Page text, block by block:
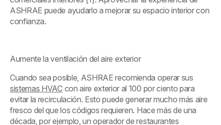
ASHRAE puede ayudarlo a mejorar su espacio interior con
confianza.
Aumente la ventilación del aire exterior
Cuando sea posible, ASHRAE recomienda operar sus
sistemas HVACcon aire exterior al 100 por ciento para
evitar la recirculación. Esto puede generar mucho más aire
fresco del que los códigos requieren. Hace más de una
década, por ejemplo, un operador de restaurantes